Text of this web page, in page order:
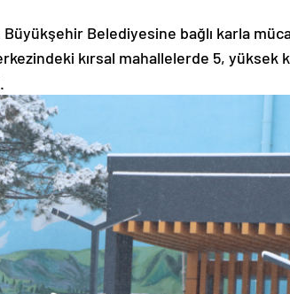
Büyükşehir Belediyesine bağlı karla
kırsal mahallelerde 5, yüksek